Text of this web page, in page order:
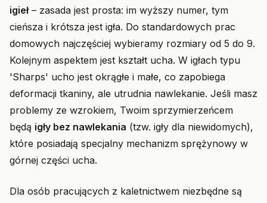
igieł– zasada jest prosta: im wyższy numer, tym
cieńsza i krótsza jest igła. Do standardowych prac
domowych najczęściej wybieramy rozmiary od 5 do 9.
Kolejnym aspektem jest kształt ucha. W igłach typu
'Sharps' ucho jest okrągłe i małe, co zapobiega
deformacji tkaniny, ale utrudnia nawlekanie. Jeśli masz
problemy ze wzrokiem, Twoim sprzymierzeńcem
będą igły bez nawlekania (tzw. igły dla niewidomych),
które posiadają specjalny mechanizm sprężynowy w
górnej części ucha.
Dla osób pracujących z kaletnictwem niezbędne są